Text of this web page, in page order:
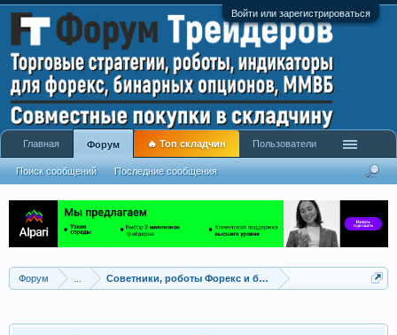
Войти или зарегистрироваться
Форум Советники, роботы Форекс и бинарных опционов
Главная Форум
Поиск сообщений Последние сообщения
🔥 Топ складчин Пользователи